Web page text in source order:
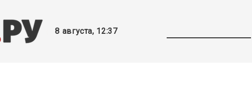
8 августа, 12:37